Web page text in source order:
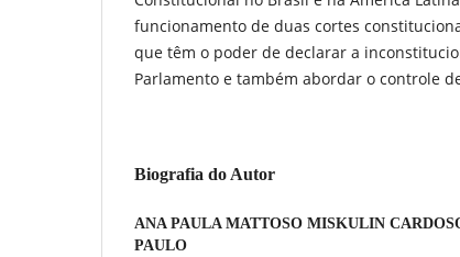
funcionamento de duas cortes
que têm o poder de declarar a
Parlamento e também abordar o controle
Biografia do Autor
ANA PAULA MATTOSO MISKULIN
PAULO